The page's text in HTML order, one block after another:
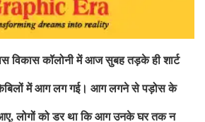
विकास कॉलोनी में आज सुबह तड़के ही शार्ट
में आग लग गई। आग लगने से पड़ोस के
,लोगों को डर था कि आग उनके घर तक न